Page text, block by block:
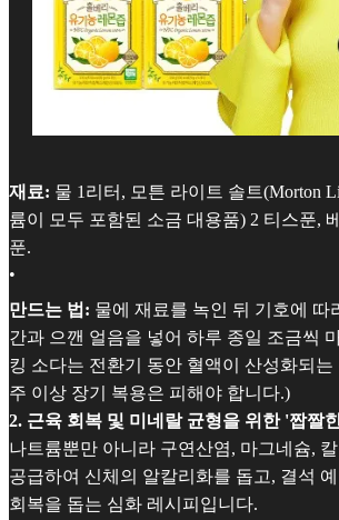
재료: 물 1리터, 모튼 라이트 솔트(Morton
륨이 모두 포함된 소금 대용품) 2 티스푼,
푼.
•
만드는 법: 물에 재료를 녹인 뒤 기호에 따
간과 으깬 얼음을 넣어 하루 종일 조금씩
킹 소다는 전환기 동안 혈액이 산성화되
주 이상 장기 복용은 피해야 합니다.)
2. 근육 회복 및 미네랄 균형을 위한 '짭짤
나트륨뿐만 아니라 구연산염, 마그네슘,
공급하여 신체의 알칼리화를 돕고, 결석
회복을 돕는 심화 레시피입니다.